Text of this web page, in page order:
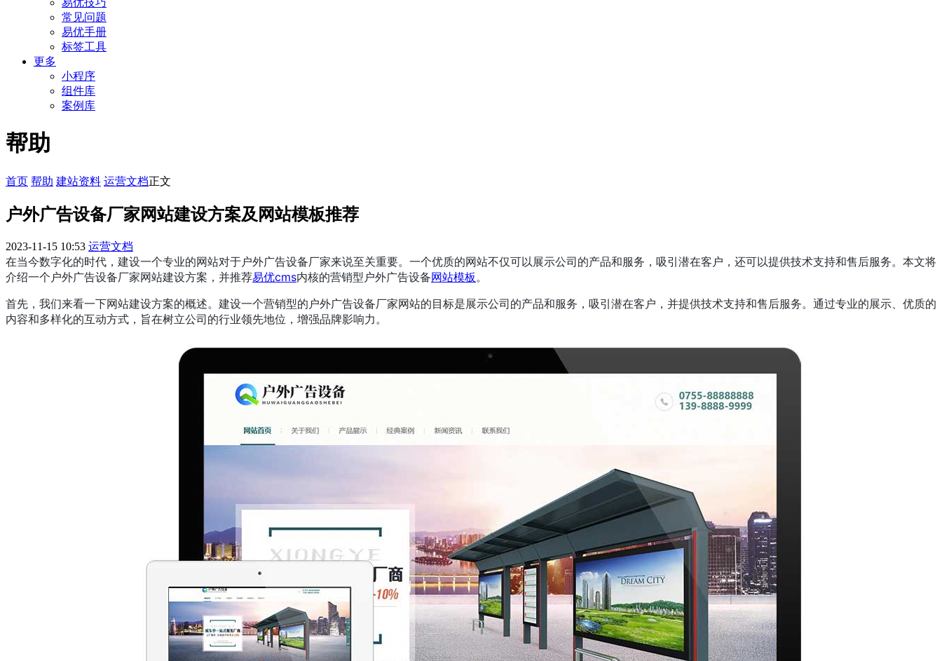
易优技巧
常见问题
易优手册
标签工具
更多
小程序
组件库
案例库
帮助
首页 帮助 建站资料 运营文档正文
户外广告设备厂家网站建设方案及网站模板推荐
2023-11-15 10:53 运营文档
在当今数字化的时代，建设一个专业的网站对于户外广告设备厂家来说至关重要。一个优质的网站不仅可以展示公司的产品和服务，吸引潜在客户，还可以提供技术支持和售后服务。本文将
介绍一个户外广告设备厂家网站建设方案，并推荐易优cms内核的营销型户外广告设备网站模板 。
首先，我们来看一下网站建设方案的概述。建设一个营销型的户外广告设备厂家网站的目标是展示公司的产品和服务，吸引潜在客户，并提供技术支持和售后服务。通过专业的展示、优质的
内容和多样化的互动方式，旨在树立公司的行业领先地位，增强品牌影响力。